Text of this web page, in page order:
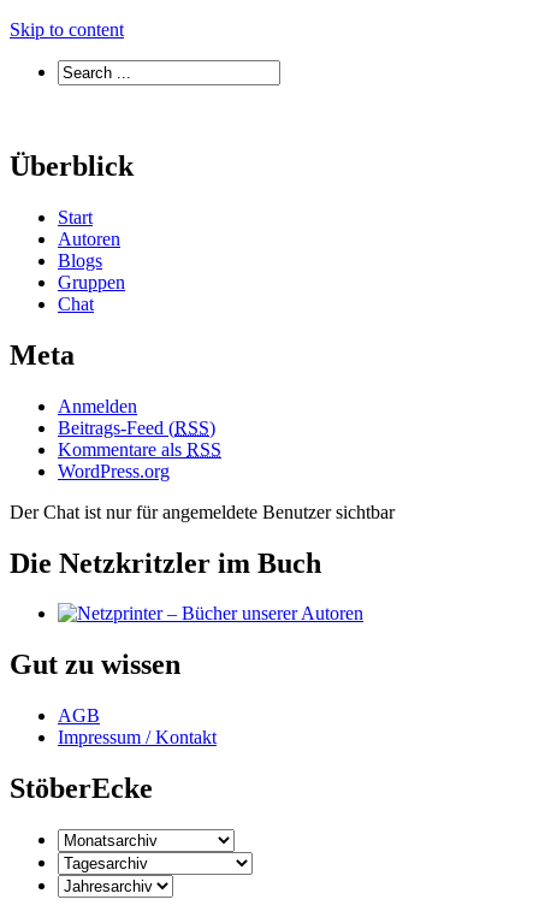
Skip to content
Überblick
Start
Autoren
Blogs
Gruppen
Chat
Meta
Anmelden
Beitrags-Feed (RSS)
Kommentare als RSS
WordPress.org
Der Chat ist nur für angemeldete Benutzer sichtbar
Die Netzkritzler im Buch
Gut zu wissen
AGB
Impressum / Kontakt
StöberEcke